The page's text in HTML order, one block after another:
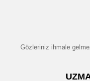
Gözleriniz ihmale